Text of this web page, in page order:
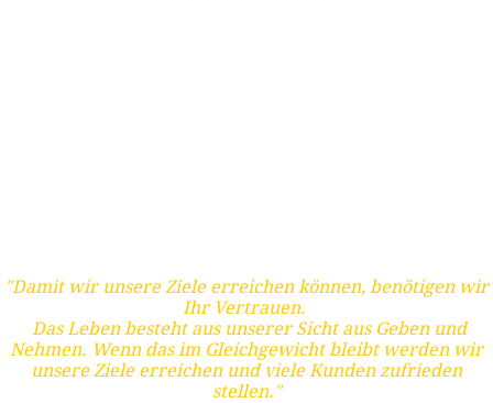
"Damit wir unsere Ziele erreichen können, benötigen wir
Ihr Vertrauen.
Das Leben besteht aus unserer Sicht aus Geben und
Nehmen. Wenn das im Gleichgewicht bleibt werden wir
unsere Ziele erreichen und viele Kunden zufrieden
stellen."